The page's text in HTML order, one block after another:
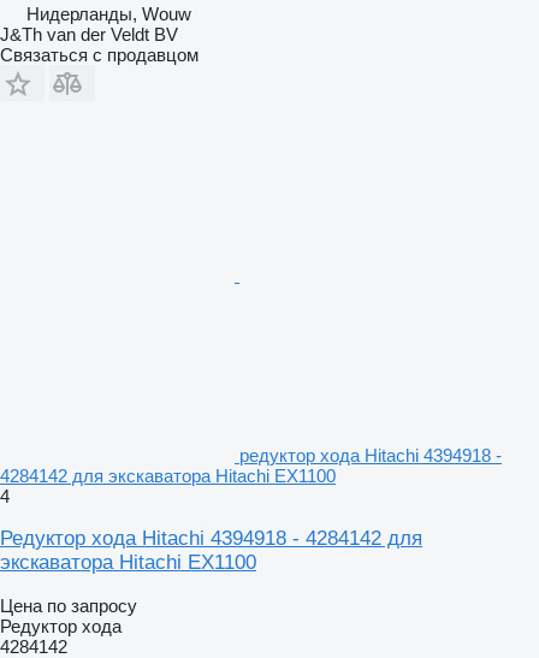
Нидерланды, Wouw
J&Th van der Veldt BV
Связаться с продавцом
редуктор хода Hitachi 4394918 -
4284142 для экскаватора Hitachi EX1100
4
Редуктор хода Hitachi 4394918 - 4284142 для
экскаватора Hitachi EX1100
Цена по запросу
Редуктор хода
4284142